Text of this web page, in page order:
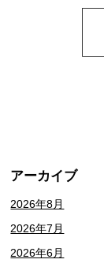
アーカイブ
2026年8月
2026年7月
2026年6月